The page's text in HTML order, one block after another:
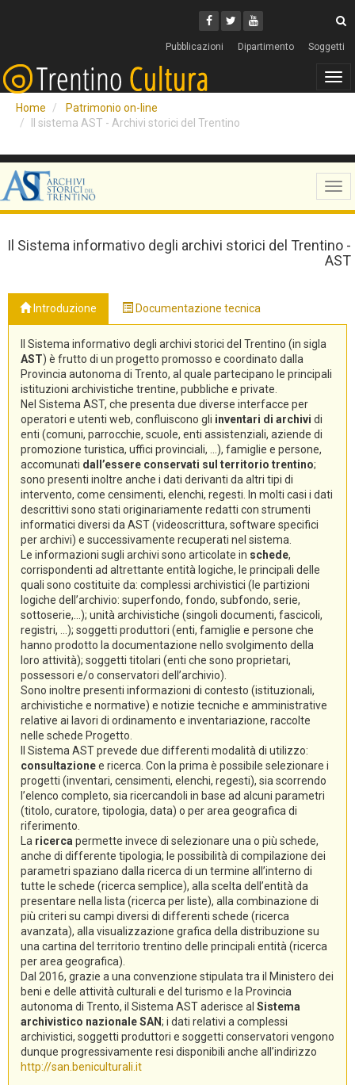
Facebook
Twitter
Youtube
Pubblicazioni Dipartimento Soggetti
Home
Patrimonio on-line
Il sistema AST - Archivi storici del Trentino
Il Sistema informativo degli archivi storici del Trentino -
AST
Introduzione Documentazione tecnica
Il Sistema informativo degli archivi storici del Trentino (in sigla
AST) è frutto di un progetto promosso e coordinato dalla
Provincia autonoma di Trento, al quale partecipano le principali
istituzioni archivistiche trentine, pubbliche e private.
Nel Sistema AST, che presenta due diverse interfacce per
operatori e utenti web, confluiscono gli inventari di archivi di
enti (comuni, parrocchie, scuole, enti assistenziali, aziende di
promozione turistica, uffici provinciali, ...), famiglie e persone,
accomunati dall’essere conservati sul territorio trentino;
sono presenti inoltre anche i dati derivanti da altri tipi di
intervento, come censimenti, elenchi, regesti. In molti casi i dati
descrittivi sono stati originariamente redatti con strumenti
informatici diversi da AST (videoscrittura, software specifici
per archivi) e successivamente recuperati nel sistema.
Le informazioni sugli archivi sono articolate in schede,
corrispondenti ad altrettante entità logiche, le principali delle
quali sono costituite da: complessi archivistici (le partizioni
logiche dell’archivio: superfondo, fondo, subfondo, serie,
sottoserie,...); unità archivistiche (singoli documenti, fascicoli,
registri, ...); soggetti produttori (enti, famiglie e persone che
hanno prodotto la documentazione nello svolgimento della
loro attività); soggetti titolari (enti che sono proprietari,
possessori e/o conservatori dell’archivio).
Sono inoltre presenti informazioni di contesto (istituzionali,
archivistiche e normative) e notizie tecniche e amministrative
relative ai lavori di ordinamento e inventariazione, raccolte
nelle schede Progetto.
Il Sistema AST prevede due differenti modalità di utilizzo:
consultazionee ricerca. Con la prima è possibile selezionare i
progetti (inventari, censimenti, elenchi, regesti), sia scorrendo
l’elenco completo, sia ricercandoli in base ad alcuni parametri
(titolo, curatore, tipologia, data) o per area geografica di
riferimento.
La ricerca permette invece di selezionare una o più schede,
anche di differente tipologia; le possibilità di compilazione dei
parametri spaziano dalla ricerca di un termine all’interno di
tutte le schede (ricerca semplice), alla scelta dell’entità da
presentare nella lista (ricerca per liste), alla combinazione di
più criteri su campi diversi di differenti schede (ricerca
avanzata), alla visualizzazione grafica della distribuzione su
una cartina del territorio trentino delle principali entità (ricerca
per area geografica).
Dal 2016, grazie a una convenzione stipulata tra il Ministero dei
beni e delle attività culturali e del turismo e la Provincia
autonoma di Trento, il Sistema AST aderisce al Sistema
archivistico nazionale SAN; i dati relativi a complessi
archivistici, soggetti produttori e soggetti conservatori vengono
dunque progressivamente resi disponibili anche all’indirizzo
http://san.beniculturali.it